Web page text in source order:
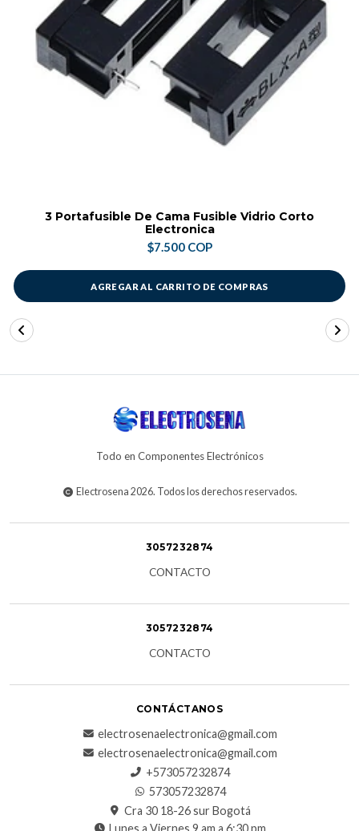
3 Portafusible De Cama Fusible Vidrio Corto
Electronica
$7.500 COP
AGREGAR AL CARRITO DE COMPRAS
Todo en Componentes Electrónicos
Electrosena 2026. Todos los derechos reservados.
3057232874
CONTACTO
3057232874
CONTACTO
CONTÁCTANOS
electrosenaelectronica@gmail.com
electrosenaelectronica@gmail.com
+573057232874
573057232874
Cra 30 18-26 sur Bogotá